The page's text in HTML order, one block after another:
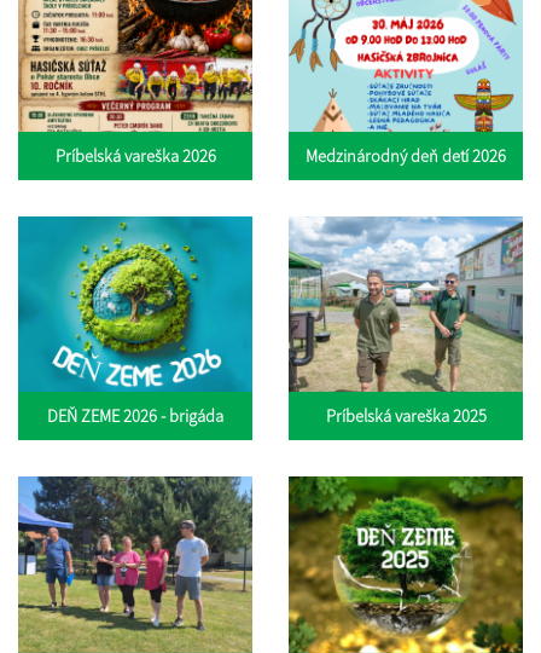
Príbelská vareška 2026 Medzinárodný deň detí 2026
DEŇ ZEME 2026 - brigáda Príbelská vareška 2025